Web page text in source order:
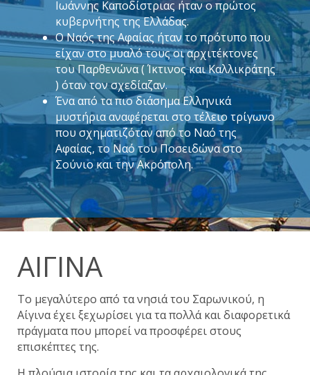
Ιωάννης Καποδίστριας ήταν ο πρώτος
κυβερνήτης της Ελλάδας.
Ο Ναός της Αφαίας ήταν το πρότυπο που
είχαν στο μυαλό τους οι αρχιτέκτονες
του Παρθενώνα ( Ίκτινος και Καλλικράτης
) όταν τον σχεδίαζαν.
Ένα από τα πιο διάσημα Ελληνικά
μυστήρια αναφέρεται στο τέλειο τρίγωνο
που σχηματιζόταν από το Ναό της
Αφαίας, το Ναό του Ποσειδώνα στο
Σούνιο και την Ακρόπολη.
ΑΊΓΙΝΑ
Το μεγαλύτερο από τα νησιά του Σαρωνικού, η
Αίγινα έχει ξεχωρίσει για τα πολλά και διαφορετικά
πράγματα που μπορεί να προσφέρει στους
επισκέπτες της.